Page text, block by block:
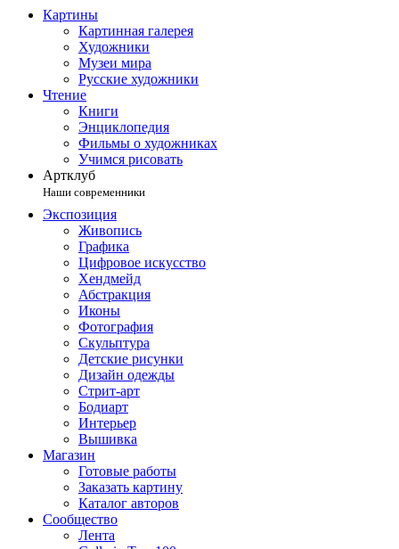
Картины
Картинная галерея
Художники
Музеи мира
Русские художники
Чтение
Книги
Энциклопедия
Фильмы о художниках
Учимся рисовать
Артклуб
Наши современники
Экспозиция
Живопись
Графика
Цифровое искусство
Хендмейд
Абстракция
Иконы
Фотография
Скульптура
Детские рисунки
Дизайн одежды
Стрит-арт
Бодиарт
Интерьер
Вышивка
Магазин
Готовые работы
Заказать картину
Каталог авторов
Сообщество
Лента